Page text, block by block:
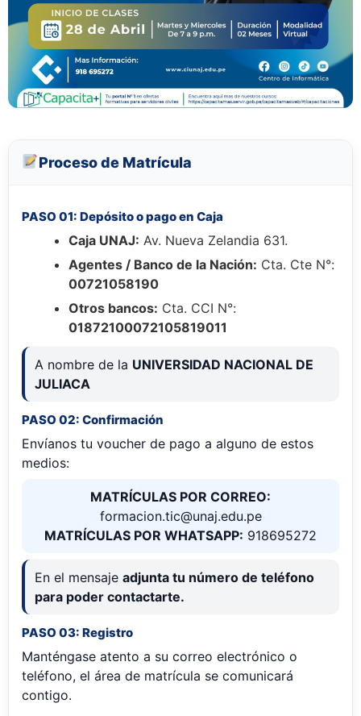
Proceso de Matrícula
PASO 01: Depósito o pago en Caja
Caja UNAJ: Av. Nueva Zelandia 631.
Agentes / Banco de la Nación: Cta. Cte N°:
00721058190
Otros bancos: Cta. CCI N°:
01872100072105819011
A nombre de la UNIVERSIDAD NACIONAL DE
JULIACA
PASO 02: Confirmación
Envíanos tu voucher de pago a alguno de estos
medios:
MATRÍCULAS POR CORREO:
formacion.tic@unaj.edu.pe
MATRÍCULAS POR WHATSAPP: 918695272
En el mensaje adjunta tu número de teléfono
para poder contactarte.
PASO 03: Registro
Manténgase atento a su correo electrónico o
teléfono, el área de matrícula se comunicará
contigo.